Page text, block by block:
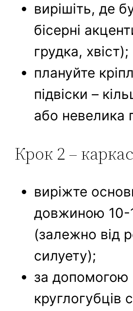
вирішіть, де
бісерні
грудка, хвіст);
плануйте
підвіски –
або невелика
Крок 2 –
виріжте
довжиною 10-
(залежно від
силуету);
за допомогою
круглогубців